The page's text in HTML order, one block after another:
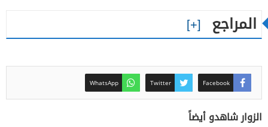
المراجع
Facebook
Twitter
WhatsApp
الزوار شاهدو أيضاً